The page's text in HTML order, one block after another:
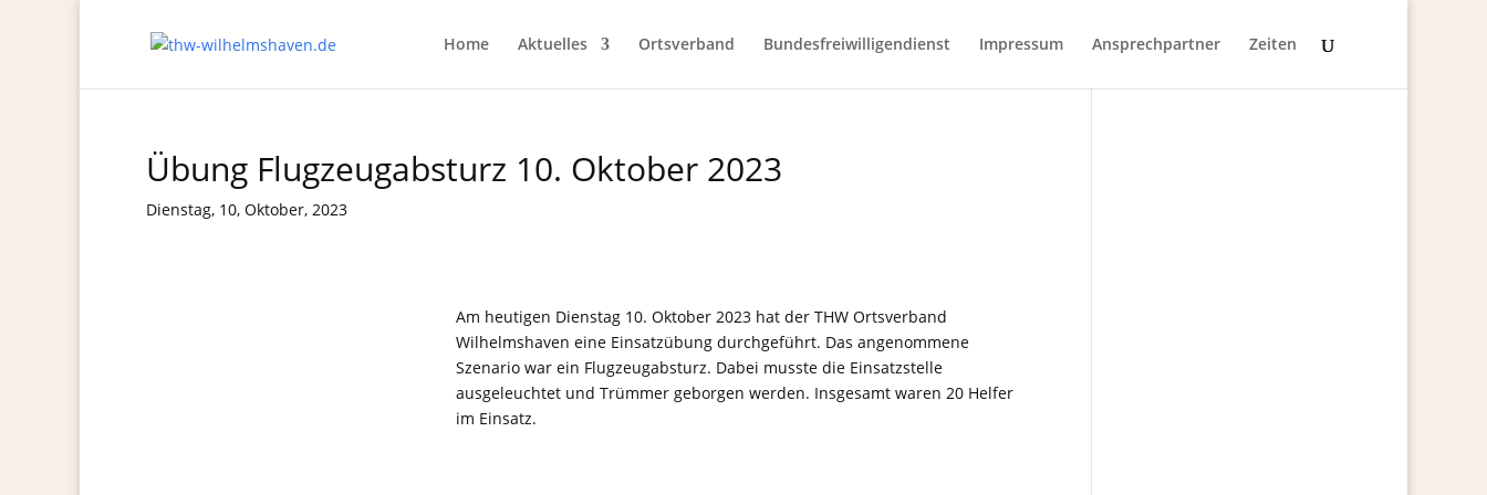
Home Aktuelles Ortsverband Bundesfreiwilligendienst Impressum Ansprechpartner Zeiten
Übung Flugzeugabsturz 10. Oktober 2023
Dienstag, 10, Oktober, 2023
Am heutigen Dienstag 10. Oktober 2023 hat der THW Ortsverband
Wilhelmshaven eine Einsatzübung durchgeführt. Das angenommene
Szenario war ein Flugzeugabsturz. Dabei musste die Einsatzstelle
ausgeleuchtet und Trümmer geborgen werden. Insgesamt waren 20 Helfer
im Einsatz.